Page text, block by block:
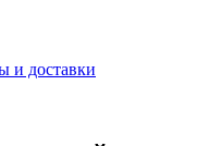
и доставки